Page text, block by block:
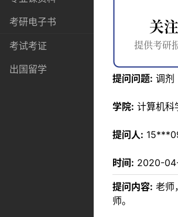
考研电子书
考试考证
出国留学
提问问题: 调剂
学院: 计算机科
提问人:
时间: 2020-
提问内容: 老师
师。